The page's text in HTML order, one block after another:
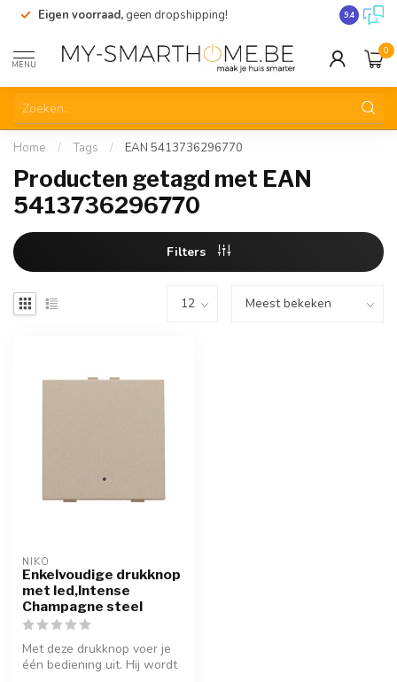
Eigen voorraad, geen dropshipping! 9.4
MENU
0
Home / Tags / EAN 5413736296770
Producten getagd met EAN
5413736296770
Filters
NIKO
Enkelvoudige drukknop
met led,Intense
Champagne steel
Met deze drukknop voer je
één bediening uit. Hij wordt